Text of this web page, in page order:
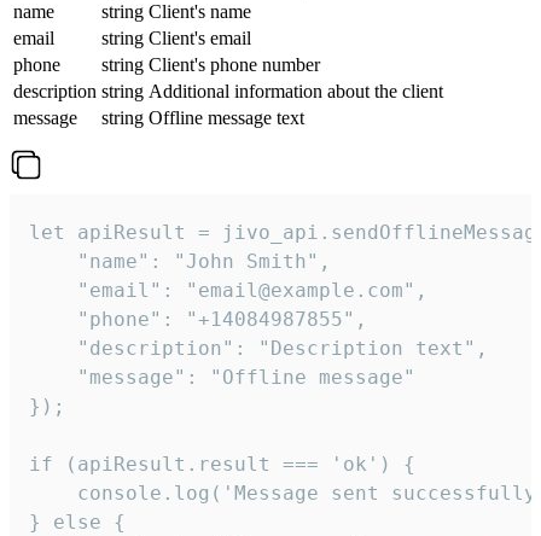
name
string Client's name
email
string Client's email
phone
string Client's phone number
description string Additional information about the client
message
string Offline message text
let apiResult =
    "name": "John Smith",
    "email": "email@example.com",
    "phone": "+14084987855",
    "description": "Description text",
    "message": "Offline message"
});
if (apiResult.result === 'ok') {
console.log('Message sent
} else {